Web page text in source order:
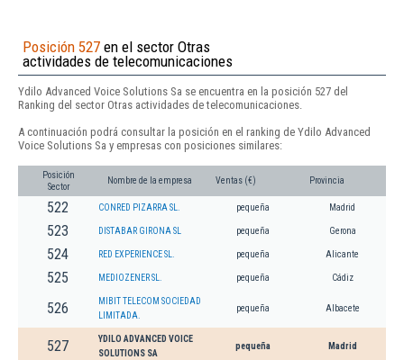
Posición 527 en el sector Otras
actividades de telecomunicaciones
Ydilo Advanced Voice Solutions Sa se encuentra en la posición 527 del
Ranking del sector Otras actividades de telecomunicaciones.
A continuación podrá consultar la posición en el ranking de Ydilo Advanced
Voice Solutions Sa y empresas con posiciones similares:
Posición
Sector
Nombre de la empresa Ventas (€) Provincia
522 CONRED PIZARRA SL. pequeña Madrid
523 DISTABAR GIRONA SL pequeña Gerona
524 RED EXPERIENCE SL. pequeña Alicante
525 MEDIOZENER SL. pequeña Cádiz
526
MIBIT TELECOM SOCIEDAD
LIMITADA.
pequeña Albacete
527
YDILO ADVANCED VOICE
SOLUTIONS SA
pequeña Madrid